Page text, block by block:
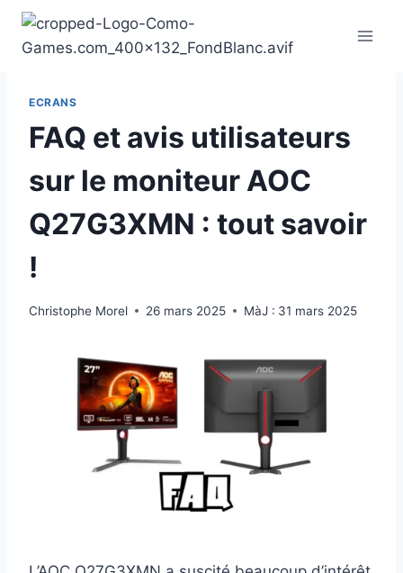
Aller
contenu
ECRANS
FAQ et avis utilisateurs
sur le moniteur AOC
Q27G3XMN : tout savoir
!
Christophe Morel 26 mars 2025 MàJ : 31 mars 2025